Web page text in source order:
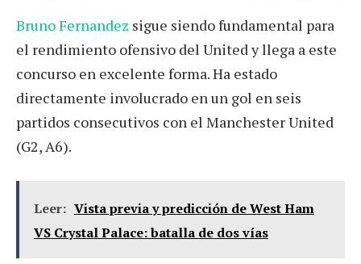
Bruno Fernandez sigue siendo fundamental para
el rendimiento ofensivo del United y llega a este
concurso en excelente forma. Ha estado
directamente involucrado en un gol en seis
partidos consecutivos con el Manchester United
(G2, A6).
Leer: Vista previa y predicción de West Ham
VS Crystal Palace: batalla de dos vías